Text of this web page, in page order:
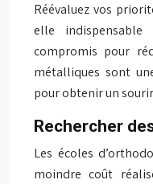
Réévaluez vos
elle indispensable
compromis pour
métalliques sont
pour obtenir un
Rechercher
Les écoles
moindre coût